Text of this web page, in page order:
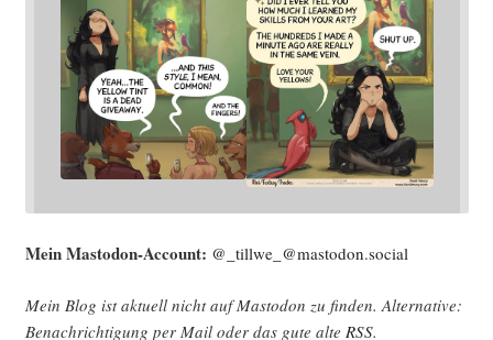
Mein Mast­o­don-Account: @_tillwe_@mastodon.social
Mein Blog ist aktu­ell nicht auf Mast­o­don zu fin­den. Alter­na­ti­ve:
Benach­rich­ti­gung per Mail oder das gute alte RSS.